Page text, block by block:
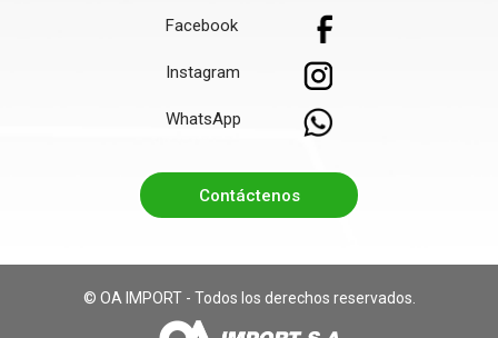
Facebook
Instagram
WhatsApp
Contáctenos
© OA IMPORT - Todos los derechos reservados.